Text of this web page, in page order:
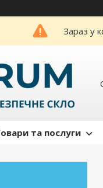
Зараз у
та послуги